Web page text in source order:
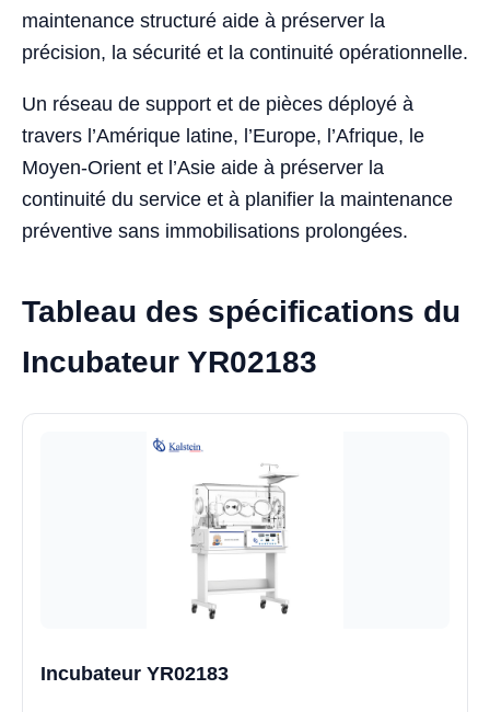
maintenance structuré aide à préserver la
précision, la sécurité et la continuité opérationnelle.
Un réseau de support et de pièces déployé à
travers l’Amérique latine, l’Europe, l’Afrique, le
Moyen-Orient et l’Asie aide à préserver la
continuité du service et à planifier la maintenance
préventive sans immobilisations prolongées.
Tableau des spécifications du
Incubateur YR02183
Incubateur YR02183